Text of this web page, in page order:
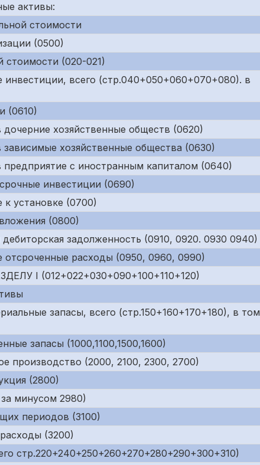
активы:
стоимости
(0500)
стоимости (020-021)
инвестиции, всего (стр.040+050+060+070+080). в
(0610)
хозяйственные обществ (0620)
хозяйственные общества (0630)
с иностранным капиталом (0640)
инвестиции (0690)
к установке (0700)
(0800)
задолженность (0910, 0920. 0930 0940)
отсроченные расходы (0950, 0960, 0990)
I (012+022+030+090+100+110+120)
запасы, всего (стр.150+160+170+180), в том
запасы (1000,1100,1500,1600)
производство (2000, 2100, 2300, 2700)
(2800)
минусом 2980)
периодов (3100)
(3200)
стр.220+240+250+260+270+280+290+300+310)